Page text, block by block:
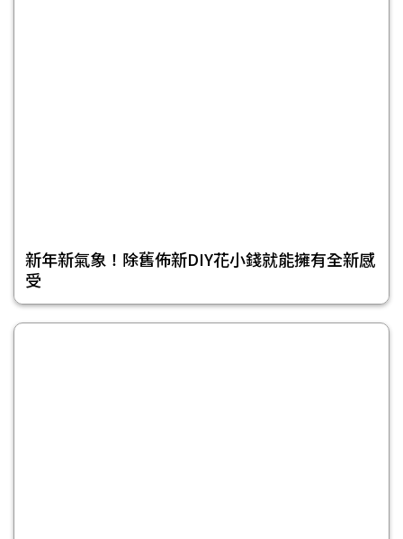
新年新氣象！除舊佈新DIY花小錢就能擁有全新感
受